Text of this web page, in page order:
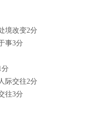
境改变2分
事3分
际交往2分
往3分